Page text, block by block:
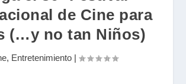
de Cine para
(…y no tan Niños)
, Entretenimiento |